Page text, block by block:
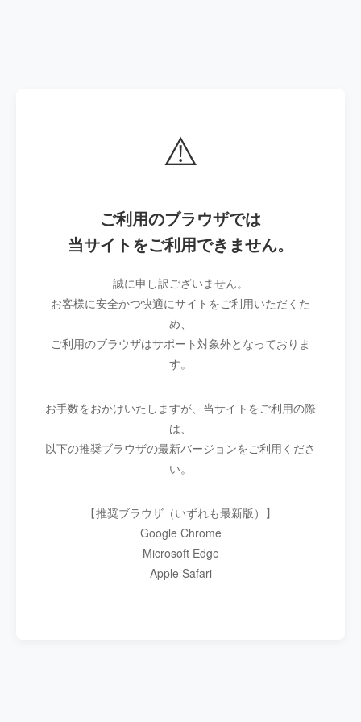
⚠️
ご利用のブラウザでは
当サイトをご利用できません。
誠に申し訳ございません。
お客様に安全かつ快適にサイトをご利用いただくた
め、
ご利用のブラウザはサポート対象外となっておりま
す。
お手数をおかけいたしますが、当サイトをご利用の際
は、
以下の推奨ブラウザの最新バージョンをご利用くださ
い。
【推奨ブラウザ（いずれも最新版）】
Google Chrome
Microsoft Edge
Apple Safari